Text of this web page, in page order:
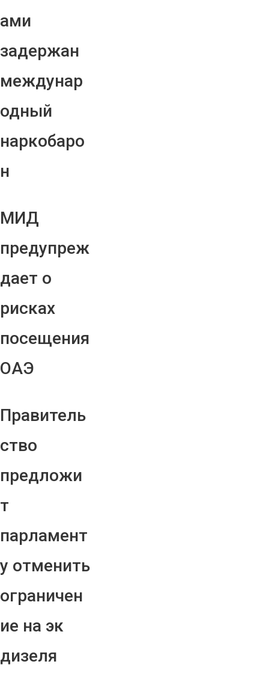
ами
задержан
междунар
одный
наркобаро
н
МИД
предупреж
дает о
рисках
посещения
ОАЭ
Правитель
ство
предложи
т
парламент
у отменить
ограничен
ие на эк
дизеля